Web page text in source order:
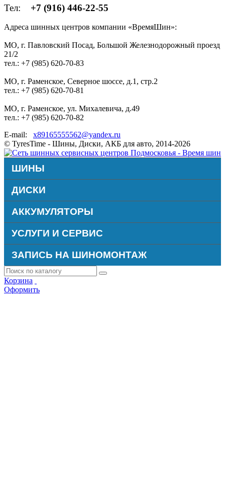
Тел: +7 (916) 446-22-55
Адреса шинных центров компании «ВремяШин»:
МО, г. Павловский Посад, Большой Железнодорожный проезд
21/2
тел.: +7 (985) 620-70-83
МО, г. Раменское, Северное шоссе, д.1, стр.2
тел.: +7 (985) 620-70-81
МО, г. Раменское, ул. Михалевича, д.49
тел.: +7 (985) 620-70-82
E-mail: x89165555562@yandex.ru
© TyresTime - Шины, Диски, АКБ для авто, 2014-2026
ШИНЫ
ДИСКИ
АККУМУЛЯТОРЫ
УСЛУГИ И СЕРВИС
ЗАПИСЬ НА ШИНОМОНТАЖ
Корзина
Оформить